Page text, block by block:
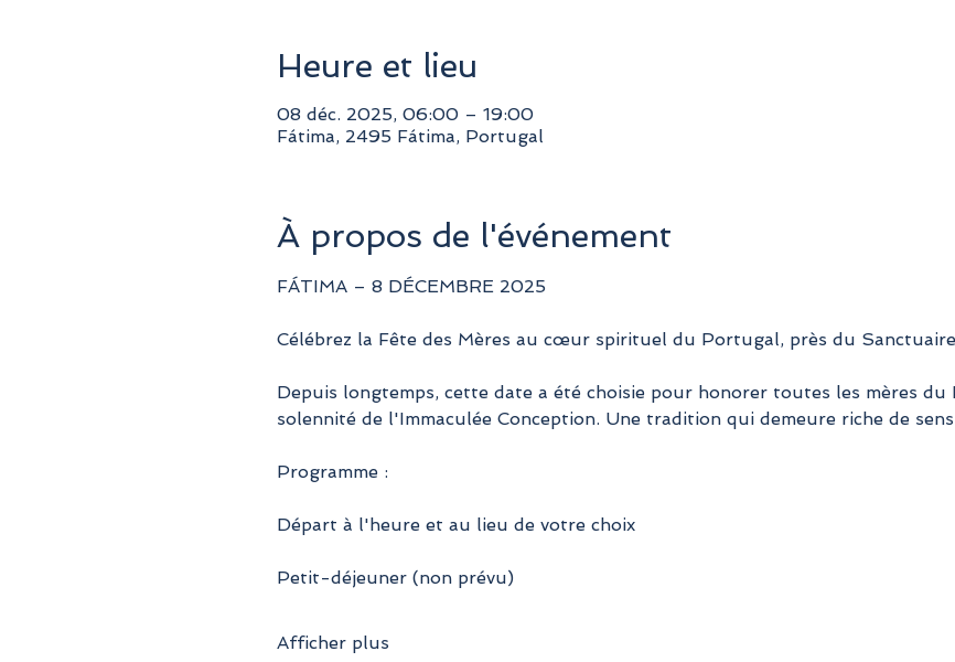
Heure et lieu
08 déc. 2025, 06:00 – 19:00
Fátima, 2495 Fátima, Portugal
À propos de l'événement
FÁTIMA – 8 DÉCEMBRE 2025
Célébrez la Fête des Mères au cœur spirituel du Portugal, près du
Depuis longtemps, cette date a été choisie pour honorer toutes les mères du
solennité de l'Immaculée Conception. Une tradition qui demeure riche de
Programme :
Départ à l'heure et au lieu de votre choix
Petit-déjeuner (non prévu)
Afficher plus